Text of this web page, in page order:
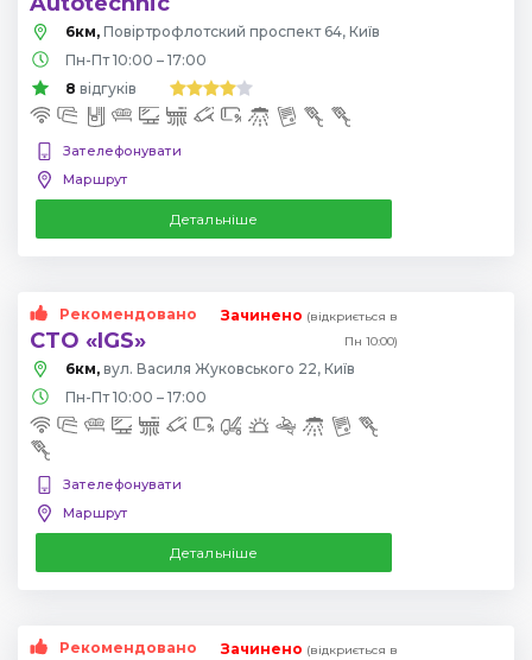
6км,
Повіртрофлотский проспект 64, Київ
Пн-Пт 10:00 – 17:00
8 відгуків
Зателефонувати
Маршрут
Детальніше
Рекомендовано
СТО «IGS»
Зачинено (відкриється в
Пн 10:00)
6км, вул. Василя Жуковського 22, Київ
Пн-Пт 10:00 – 17:00
Зателефонувати
Маршрут
Детальніше
Рекомендовано Зачинено (відкриється в